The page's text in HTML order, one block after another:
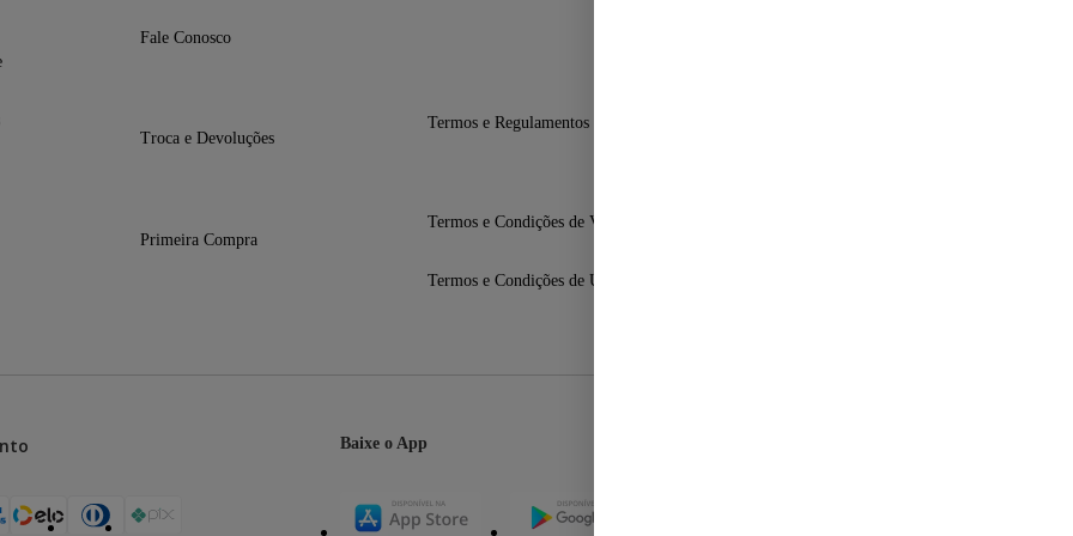
Fale Conosco
Troca e Devoluções
Primeira Compra
Termos e Regulamentos Fast Shop
Termos e Condições de Venda
Termos e Condições de Uso
Baixe o App